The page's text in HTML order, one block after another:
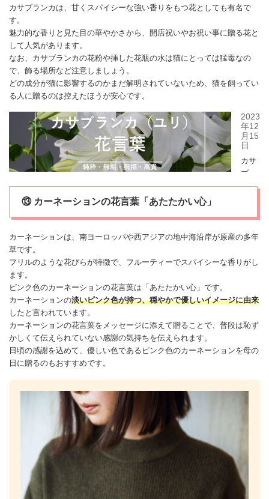
カサブランカ は、甘くスパイシーな強い香りをもつ花としても有名で
す。
魅力的な香りと見た目の華やかさから、開店祝いやお祝い事に贈る花と
して人気があります。
なお、 カサブランカの花粉や挿した花瓶の水は猫にとっては猛毒なの
で、飾る場所など注意しましょう。
どの成分が猫に影響するのかまだ解明されていないため、猫を飼ってい
る人に贈るのは控えたほうが安心です。
⑬ カーネーションの花言葉「あたたかい心」
カーネーションは、南ヨーロッパや西アジアの地中海沿岸が原産の多年
草です。
フリルのような花びらが特徴で、フルーティーでスパイシーな香りがし
ます。
ピンク色のカーネーションの花言葉は「あたたかい心」です。
カーネーションの淡いピンク色が持つ、穏やかで優しいイメージに由来
したと言われています。
カーネーションの花言葉を メッセージに添えて贈ることで、普段は恥ず
かしくて伝えられていない感謝の気持ちを伝えられます。
日頃の感謝を込めて、優しい色であるピンク色のカーネーションを母の
日に贈るのもおすすめです。